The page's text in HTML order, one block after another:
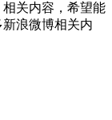
相关内容，希望能
浪微博相关内